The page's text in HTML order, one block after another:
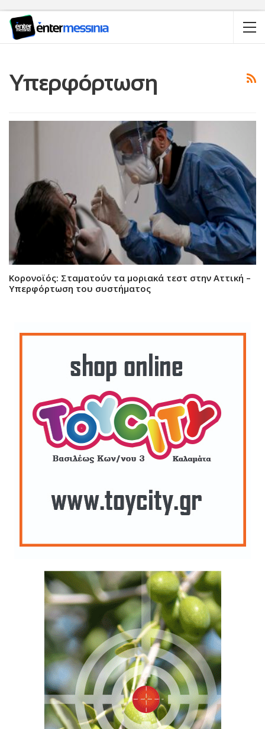
Υπερφόρτωση
Κορονοϊός: Σταματούν τα μοριακά τεστ στην Αττική –
Υπερφόρτωση του συστήματος